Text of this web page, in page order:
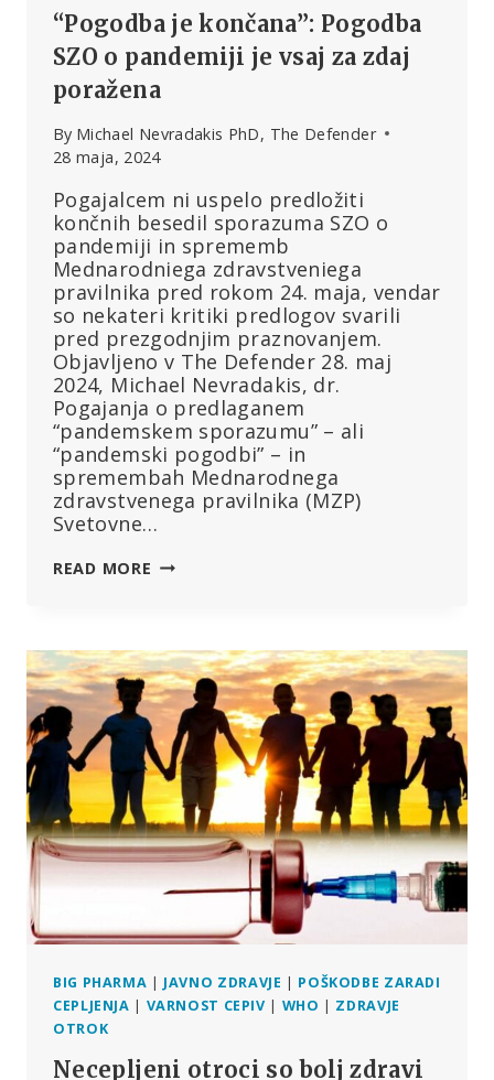
“Pogodba je končana”: Pogodba
SZO o pandemiji je vsaj za zdaj
poražena
By Michael Nevradakis PhD, The Defender
28 maja, 2024
Pogajalcem ni uspelo predložiti
končnih besedil sporazuma SZO o
pandemiji in sprememb
Mednarodniega zdravstveniega
pravilnika pred rokom 24. maja, vendar
so nekateri kritiki predlogov svarili
pred prezgodnjim praznovanjem.
Objavljeno v The Defender 28. maj
2024, Michael Nevradakis, dr.
Pogajanja o predlaganem
“pandemskem sporazumu” – ali
“pandemski pogodbi” – in
spremembah Mednarodnega
zdravstvenega pravilnika (MZP)
Svetovne…
READ MORE “POGODBA
SZO
O
PANDEMIJI
JE
VSAJ
ZA
ZDAJ
PORAŽENA
BIG PHARMA | JAVNO ZDRAVJE | POŠKODBE ZARADI
CEPLJENJA | VARNOST CEPIV | WHO | ZDRAVJE
OTROK
Necepljeni otroci so bolj zdravi